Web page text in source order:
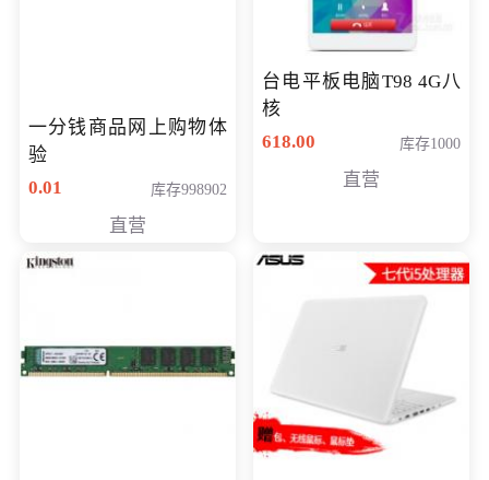
一分钱商品网上购物体
验
0.01
库存998902
直营
台电平板电脑T98 4G八
核
618.00
库存1000
直营